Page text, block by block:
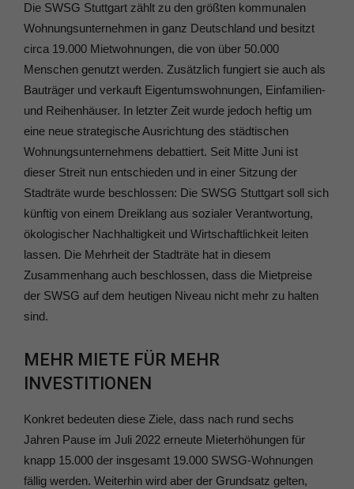
Die SWSG Stuttgart zählt zu den größten kommunalen
Wohnungsunternehmen in ganz Deutschland und besitzt
circa 19.000 Mietwohnungen, die von über 50.000
Menschen genutzt werden. Zusätzlich fungiert sie auch als
Bauträger und verkauft Eigentumswohnungen, Einfamilien-
und Reihenhäuser. In letzter Zeit wurde jedoch heftig um
eine neue strategische Ausrichtung des städtischen
Wohnungsunternehmens debattiert. Seit Mitte Juni ist
dieser Streit nun entschieden und in einer Sitzung der
Stadträte wurde beschlossen: Die SWSG Stuttgart soll sich
künftig von einem Dreiklang aus sozialer Verantwortung,
ökologischer Nachhaltigkeit und Wirtschaftlichkeit leiten
lassen. Die Mehrheit der Stadträte hat in diesem
Zusammenhang auch beschlossen, dass die Mietpreise
der SWSG auf dem heutigen Niveau nicht mehr zu halten
sind.
MEHR MIETE FÜR MEHR
INVESTITIONEN
Konkret bedeuten diese Ziele, dass nach rund sechs
Jahren Pause im Juli 2022 erneute Mieterhöhungen für
knapp 15.000 der insgesamt 19.000 SWSG-Wohnungen
fällig werden. Weiterhin wird aber der Grundsatz gelten,